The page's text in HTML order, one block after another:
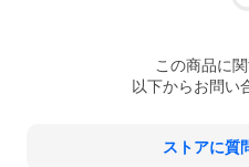
この商品に
以下からお問い
ストアに質